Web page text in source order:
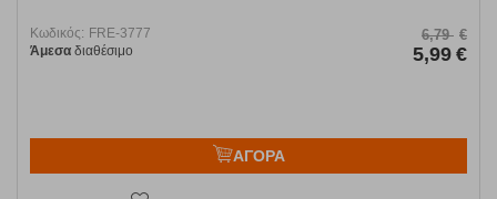
Κωδικός: FRE-3777
Άμεσα διαθέσιμο
6,79 €
5,99 €
ΑΓΟΡΑ